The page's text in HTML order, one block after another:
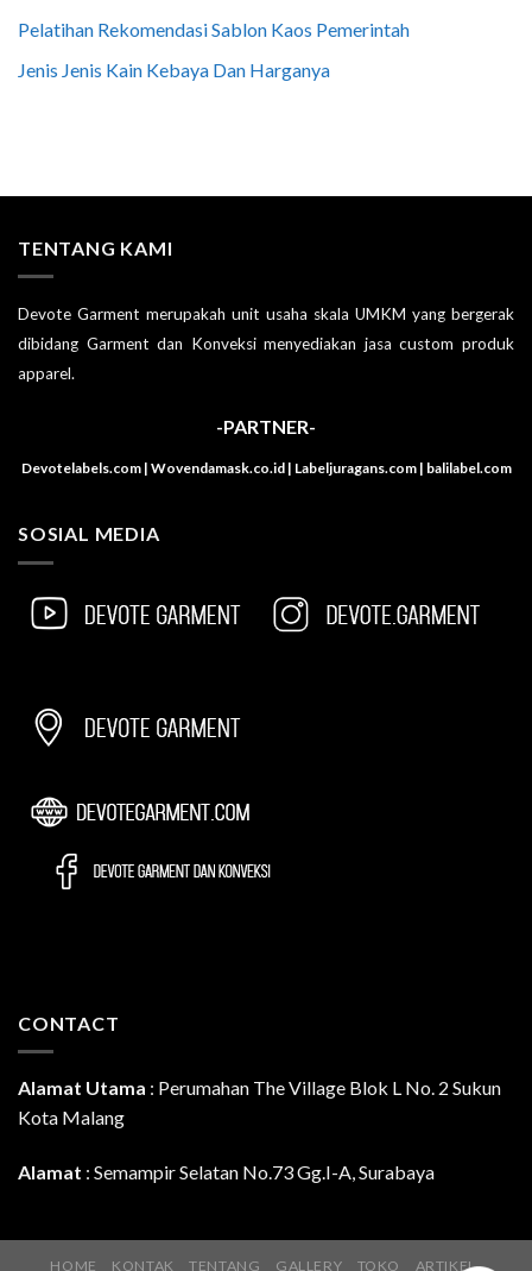
Pelatihan Rekomendasi Sablon Kaos Pemerintah
Jenis Jenis Kain Kebaya Dan Harganya
TENTANG KAMI
Devote Garment merupakah unit usaha skala UMKM yang bergerak
dibidang Garment dan Konveksi menyediakan jasa custom produk
apparel.
-PARTNER-
Devotelabels.com | Wovendamask.co.id | Labeljuragans.com | balilabel.com
SOSIAL MEDIA
CONTACT
Alamat Utama : Perumahan The Village Blok L No. 2 Sukun
Kota Malang
Alamat : Semampir Selatan No.73 Gg.I-A, Surabaya
HOME KONTAK TENTANG GALLERY TOKO ARTIKEL